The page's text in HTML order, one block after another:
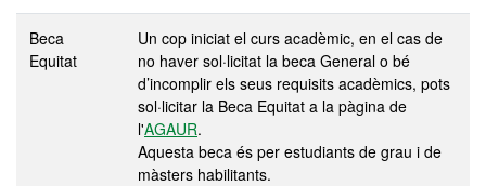
Beca
Equitat
Un cop iniciat el curs acadèmic, en el cas de
no haver sol·licitat la beca General o bé
d’incomplir els seus requisits acadèmics, pots
sol·licitar la Beca Equitat a la pàgina de
l'AGAUR.
Aquesta beca és per estudiants de grau i de
màsters habilitants.